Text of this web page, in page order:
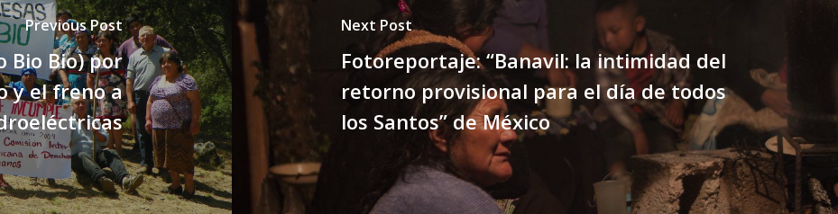
Previous Post
Bio Bio) por
y el freno a
Next Post
Fotoreportaje: “Banavil: la intimidad del
retorno provisional para el día de todos
los Santos” de México